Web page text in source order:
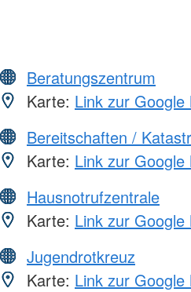
Beratungszentrum
Karte: Link zur
Bereitschaften /
Karte: Link zur
Hausnotrufzentrale
Karte: Link zur
Jugendrotkreuz
Karte: Link zur